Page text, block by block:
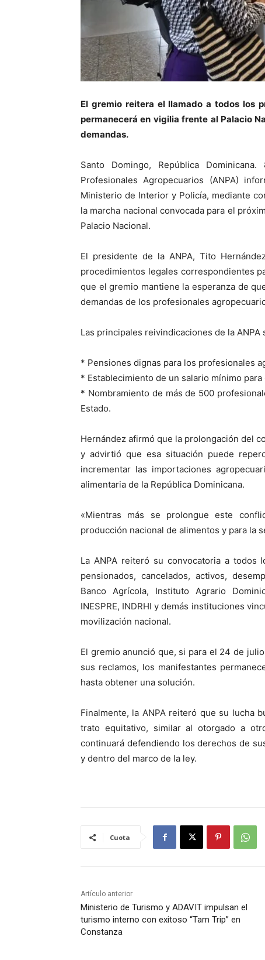
El gremio reitera el llamado a todos los
permanecerá en vigilia frente al Palacio
demandas.
Santo Domingo, República
Profesionales Agropecuarios (ANPA)
Ministerio de Interior y Policía, mediante
la marcha nacional convocada para el
Palacio Nacional.
El presidente de la ANPA, Tito
procedimientos legales correspondientes
que el gremio mantiene la esperanza de
demandas de los profesionales
Las principales reivindicaciones de la ANPA
* Pensiones dignas para los profesionales
* Establecimiento de un salario mínimo para
* Nombramiento de más de 500
Estado.
Hernández afirmó que la prolongación del
y advirtió que esa situación puede
incrementar las importaciones
alimentaria de la República Dominicana.
«Mientras más se prolongue este
producción nacional de alimentos y para la
La ANPA reiteró su convocatoria a todos
pensionados, cancelados, activos,
Banco Agrícola, Instituto Agrario
INESPRE, INDRHI y demás instituciones
movilización nacional.
El gremio anunció que, si para el 24 de
sus reclamos, los manifestantes
hasta obtener una solución.
Finalmente, la ANPA reiteró que su lucha
trato equitativo, similar al otorgado a
continuará defendiendo los derechos de
y dentro del marco de la ley.
Cuota
Artículo anterior
Ministerio de Turismo y ADAVIT impulsan el
turismo interno con exitoso “Tam Trip” en
Constanza